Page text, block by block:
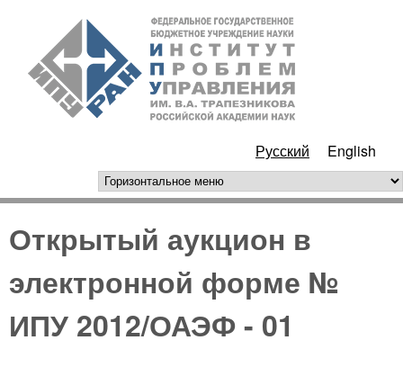
Перейти к основному
содержанию
РАН
Русский English
горизонтальное меню
Открытый аукцион в
электронной форме №
ИПУ 2012/ОАЭФ - 01